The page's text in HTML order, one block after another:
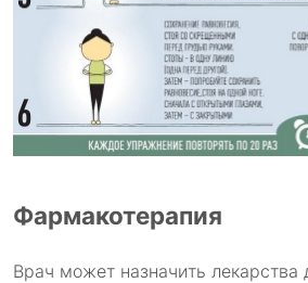
Фармакотерапия
Врач может назначить лекарства